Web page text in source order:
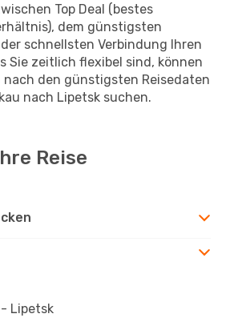
Top Deal (bestes
dem günstigsten
schnellsten Verbindung Ihren
Sie zeitlich flexibel sind, können
den günstigsten Reisedaten
nach Lipetsk suchen.
Reise
- Lipetsk